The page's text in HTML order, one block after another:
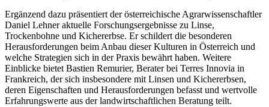
Ergänzend dazu präsentiert der österreichische Agrarwissenschaftler
Daniel Lehner aktuelle Forschungsergebnisse zu Linse,
Trockenbohne und Kichererbse. Er schildert die besonderen
Herausforderungen beim Anbau dieser Kulturen in Österreich und
welche Strategien sich in der Praxis bewährt haben. Weitere
Einblicke bietet Bastien Remurier, Berater bei Terres Innovia in
Frankreich, der sich insbesondere mit Linsen und Kichererbsen,
deren Eigenschaften und Herausforderungen befasst und wertvolle
Erfahrungswerte aus der landwirtschaftlichen Beratung teilt.